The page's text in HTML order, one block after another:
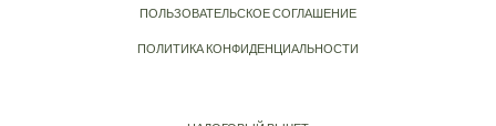
ПОЛЬЗОВАТЕЛЬСКОЕ СОГЛАШЕНИЕ
ПОЛИТИКА КОНФИДЕНЦИАЛЬНОСТИ